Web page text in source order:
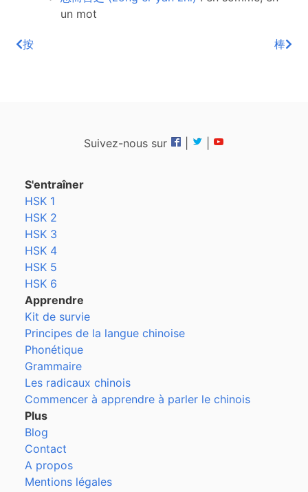
un mot
按 棒
Suivez-nous sur
S'entraîner
HSK 1
HSK 2
HSK 3
HSK 4
HSK 5
HSK 6
Apprendre
Kit de survie
Principes de la langue chinoise
Phonétique
Grammaire
Les radicaux chinois
Commencer à apprendre à parler le chinois
Plus
Blog
Contact
A propos
Mentions légales